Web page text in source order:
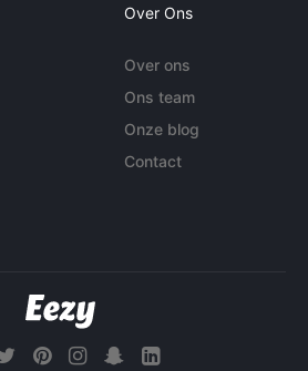
Over Ons
Over ons
Ons team
Onze blog
Contact